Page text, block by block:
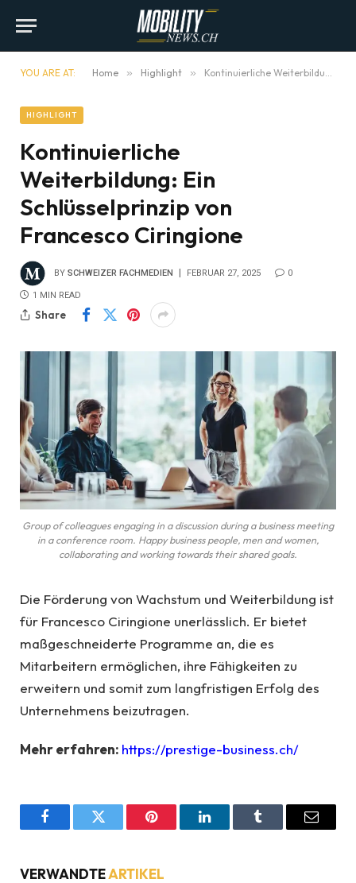
YOU ARE AT: Home » Highlight » Kontinuierliche Weiterbildung: Ein Schlüsselprinzip von Francesco Ciringione
HIGHLIGHT
Kontinuierliche
Weiterbildung: Ein
Schlüsselprinzip von
Francesco Ciringione
BY SCHWEIZER FACHMEDIEN FEBRUAR 27, 2025 0
1 MIN READ
Share
Group of colleagues engaging in a discussion during a business meeting
in a conference room. Happy business people, men and women,
collaborating and working towards their shared goals.
Die Förderung von Wachstum und Weiterbildung ist
für Francesco Ciringione unerlässlich. Er bietet
maßgeschneiderte Programme an, die es
Mitarbeitern ermöglichen, ihre Fähigkeiten zu
erweitern und somit zum langfristigen Erfolg des
Unternehmens beizutragen.
Mehr erfahren: https://prestige-business.ch/
FacebookTwitter Pinterest LinkedInTumblr Email
VERWANDTEARTIKEL